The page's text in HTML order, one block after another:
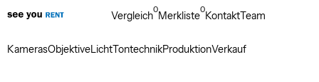
KamerasObjektiveLichtTontechnikProduktionVerkauf
Vergleich0Merkliste0KontaktTeam